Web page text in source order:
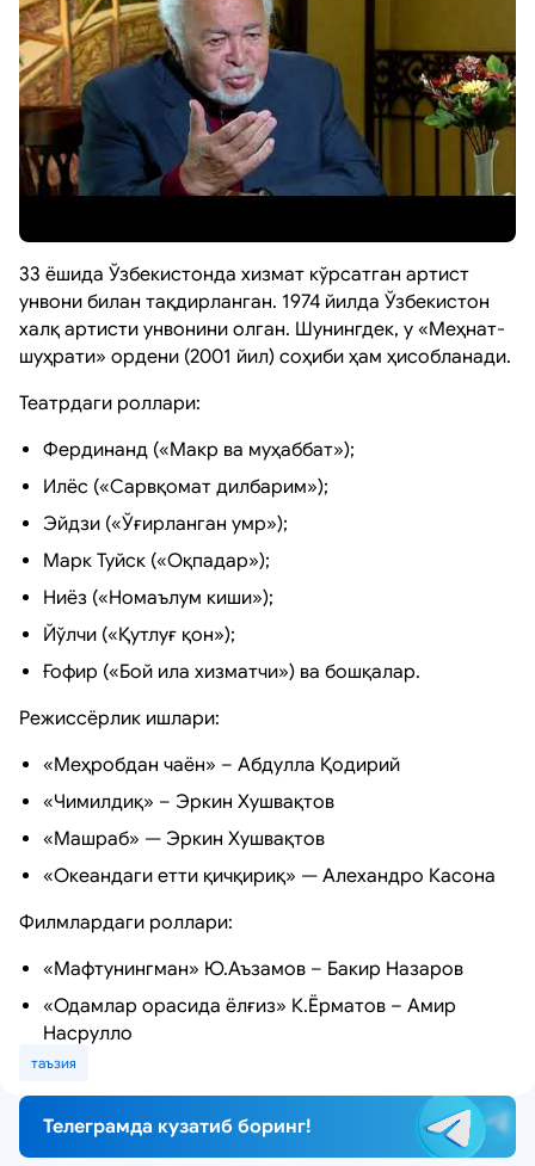
33 ёшида Ўзбекистонда хизмат кўрсатган артист
унвони билан тақдирланган. 1974 йилда Ўзбекистон
халқ артисти унвонини олган. Шунингдек, у «Меҳнат-
шуҳрати» ордени (2001 йил) соҳиби ҳам ҳисобланади.
Театрдаги роллари:
Фердинанд («Макр ва муҳаббат»);
Илёс («Сарвқомат дилбарим»);
Эйдзи («Ўғирланган умр»);
Марк Туйск («Оқпадар»);
Ниёз («Номаълум киши»);
Йўлчи («Қутлуғ қон»);
Ғофир («Бой ила хизматчи») ва бошқалар.
Режиссёрлик ишлари:
«Меҳробдан чаён» – Абдулла Қодирий
«Чимилдиқ» – Эркин Хушвақтов
«Машраб» — Эркин Хушвақтов
«Океандаги етти қичқириқ» — Алехандро Касона
Филмлардаги роллари:
«Мафтунингман» Ю.Аъзамов – Бакир Назаров
«Одамлар орасида ёлғиз» К.Ёрматов – Амир
Насрулло
таъзия
Телеграмда кузатиб боринг!